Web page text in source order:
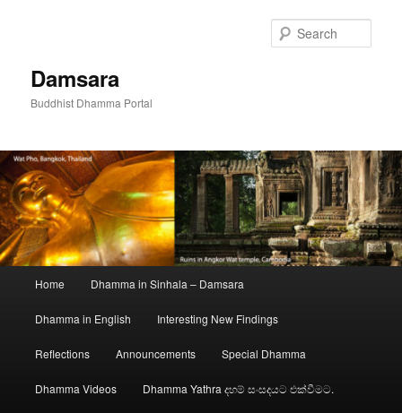
Damsara
Buddhist Dhamma Portal
Home Dhamma in Sinhala – Damsara
Dhamma in English Interesting New Findings
Reflections Announcements Special Dhamma
Dhamma Videos Dhamma Yathra දහම් සංසදයට එක්වීමට.